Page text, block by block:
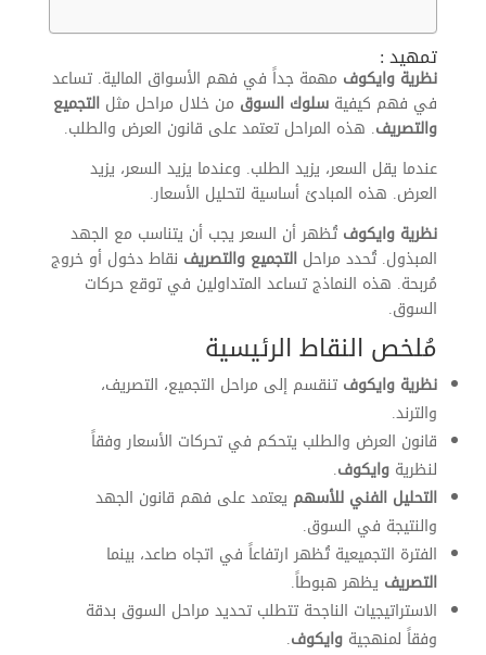
تمهيد :
نظرية وايكوف مهمة جداً في فهم الأسواق المالية. تساعد
في فهم كيفية سلوك السوق من خلال مراحل مثل التجميع
والتصريف. هذه المراحل تعتمد على قانون العرض والطلب.
عندما يقل السعر، يزيد الطلب. وعندما يزيد السعر، يزيد
العرض. هذه المبادئ أساسية لتحليل الأسعار.
نظرية وايكوف تُظهر أن السعر يجب أن يتناسب مع الجهد
المبذول. تُحدد مراحل التجميع والتصريف نقاط دخول أو خروج
مُربحة. هذه النماذج تساعد المتداولين في توقع حركات
السوق.
مُلخص النقاط الرئيسية
نظرية وايكوف تنقسم إلى مراحل التجميع، التصريف،
والترند.
قانون العرض والطلب يتحكم في تحركات الأسعار وفقاً
لنظرية وايكوف.
التحليل الفني للأسهم يعتمد على فهم قانون الجهد
والنتيجة في السوق.
الفترة التجميعية تُظهر ارتفاعاً في اتجاه صاعد، بينما
التصريف يظهر هبوطاً.
الاستراتيجيات الناجحة تتطلب تحديد مراحل السوق بدقة
وفقاً لمنهجية وايكوف.